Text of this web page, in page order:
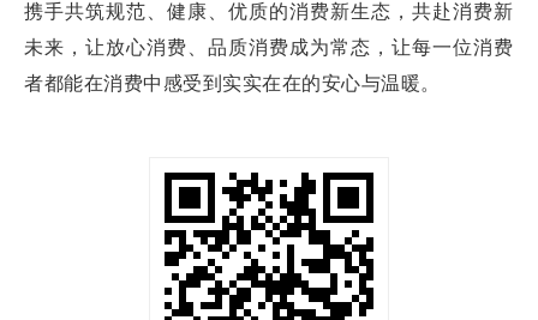
携手共筑规范、健康、优质的消费新生态，共赴消费新
未来，让放心消费、品质消费成为常态，让每一位消费
者都能在消费中感受到实实在在的安心与温暖。